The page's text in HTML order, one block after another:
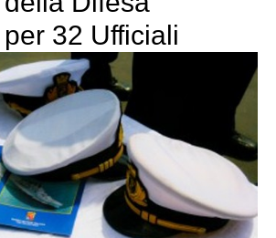
32 Ufficiali